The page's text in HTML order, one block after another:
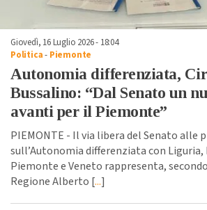
Giovedì, 16 Luglio 2026 - 18:04
Politica- Piemonte
Autonomia differenziata,
Bussalino: “Dal Senato un
avanti per il Piemonte”
PIEMONTE - Il via libera del Senato alle
sull’Autonomia differenziata con Liguria,
Piemonte e Veneto rappresenta,
Regione Alberto [...]